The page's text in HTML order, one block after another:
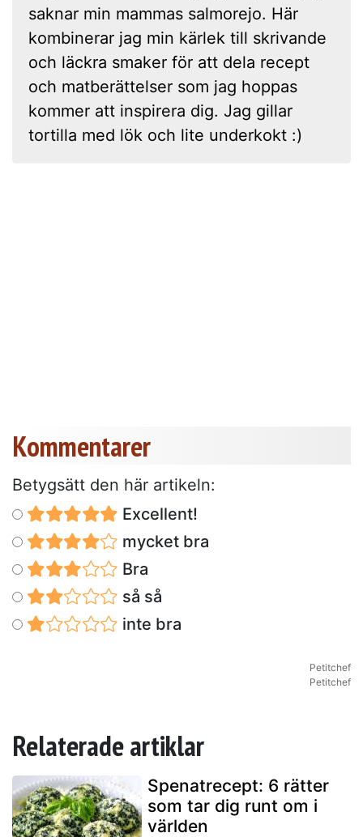
saknar min mammas salmorejo. Här
kombinerar jag min kärlek till skrivande
och läckra smaker för att dela recept
och matberättelser som jag hoppas
kommer att inspirera dig. Jag gillar
tortilla med lök och lite underkokt :)
Kommentarer
Betygsätt den här artikeln:
Excellent!
mycket bra
Bra
så så
inte bra
Petitchef
Petitchef
Relaterade artiklar
Spenatrecept: 6 rätter
som tar dig runt om i
världen